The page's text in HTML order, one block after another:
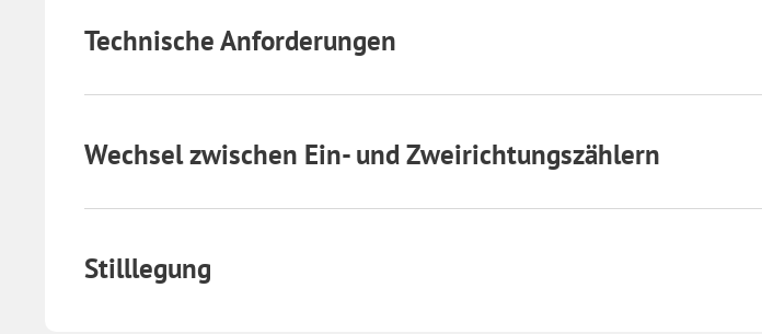
Technische Anforderungen
Wechsel zwischen Ein- und Zweirichtungszählern
Stilllegung